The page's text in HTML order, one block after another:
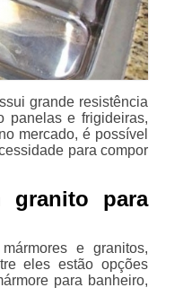
grande resistência
panelas e frigideiras,
mercado, é possível
para compor
granito para
e granitos,
eles estão opções
para banheiro,